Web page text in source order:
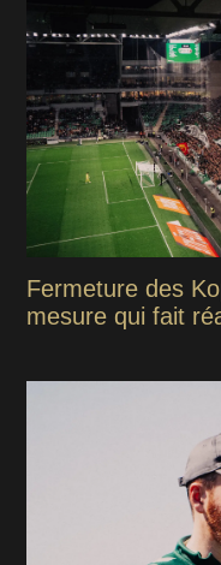
Fermeture des
mesure qui fait